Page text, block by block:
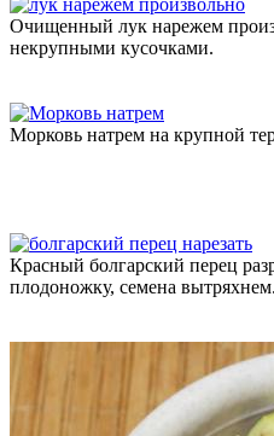
Очищенный лук нарежем
некрупными кусочками.
Морковь натрем на крупной
Красный болгарский перец
плодоножку, семена вытряхнем.